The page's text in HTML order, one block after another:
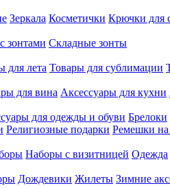
Зеркала Косметички Крючки для
зонтами Складные зонты
для лета Товары для сублимации
для вина Аксессуары для кухни
для одежды и обуви Брелоки
Религиозные подарки Ремешки
Наборы с визитницей Одежда
Дождевики Жилеты Зимние